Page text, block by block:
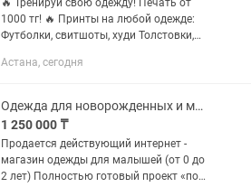
🔥 Тренируй свою одежду! Печать от
1000 тг! 🔥 Принты на любой одежде:
Футболки, свитшоты, худи Толстовки,
рюкзаки, другая ткань ✅ Высокое
Астана, сегодня
Одежда для новорожденных и малышей, магазин в Instagram. Продам
1 250 000 ₸
Продается действующий интернет -
магазин одежды для малышей (от 0 до
2 лет) Полностью готовый проект «под